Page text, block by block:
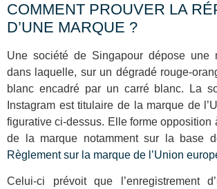
COMMENT PROUVER LA
D’UNE MARQUE ?
Une société de Singapour dépose une
dans laquelle, sur un dégradé rouge-
blanc encadré par un carré blanc. La
Instagram est titulaire de la marque de
figurative ci-dessus. Elle forme opposition
de la marque notamment sur la base
Règlement sur la marque de l’Union
Celui-ci prévoit que l’enregistrement